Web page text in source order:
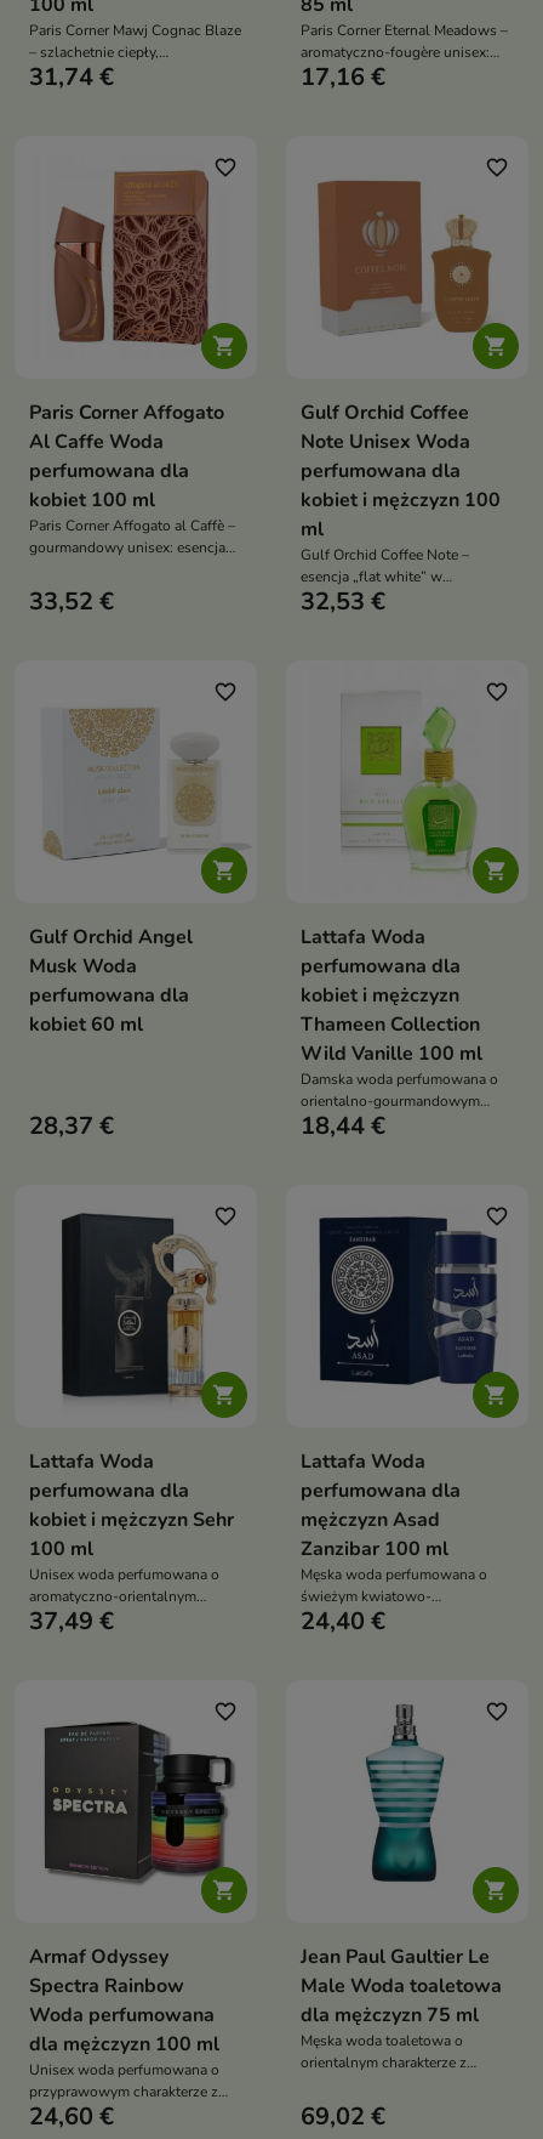
Paris Corner Mawj Cognac Blaze
– szlachetnie ciepły,
charakterystyczny unisex: kawa i
31,74 €
Paris Corner Eternal Meadows –
aromatyczno-fougère unisex:
zielony akord liści cedru, serce
17,16 €

favorite_border
Paris Corner Affogato
Al Caffe Woda
perfumowana dla
kobiet 100 ml
Paris Corner Affogato al Caffè –
gourmandowy unisex: esencja
pudrowy heliotrop i jaśmin w
sercu, a na finiszu karmel,
33,52 €

favorite_border
Gulf Orchid Coffee
Note Unisex Woda
perfumowana dla
kobiet i mężczyzn 100
ml
Gulf Orchid Coffee Note –
esencja „flat white” w
perfumach: świeża czarna kawa,
32,53 €

favorite_border
Gulf Orchid Angel
Musk Woda
perfumowana dla
kobiet 60 ml
28,37 €

favorite_border
Lattafa Woda
perfumowana dla
kobiet i mężczyzn
Thameen Collection
Wild Vanille 100 ml
Damska woda perfumowana o
orientalno-gourmandowym
charakterze, łącząca świeże nuty
18,44 €

favorite_border
Lattafa Woda
perfumowana dla
kobiet i mężczyzn Sehr
100 ml
Unisex woda perfumowana o
aromatyczno-orientalnym
charakterze, łącząca cynamon i
37,49 €

favorite_border
Lattafa Woda
perfumowana dla
mężczyzn Asad
Zanzibar 100 ml
Męska woda perfumowana o
świeżym kwiatowo-
gourmandowym charakterze,
na ciepłe dni i codzienne okazje
24,40 €

favorite_border
Armaf Odyssey
Spectra Rainbow
Woda perfumowana
dla mężczyzn 100 ml
Unisex woda perfumowana o
przyprawowym charakterze z
nutami cynamonu, jabłka i
24,60 €

favorite_border
Jean Paul Gaultier Le
Male Woda toaletowa
dla mężczyzn 75 ml
Męska woda toaletowa o
orientalnym charakterze z
Klasyczny zapach w kultowym
flakonie w kształcie torsu,
69,02 €